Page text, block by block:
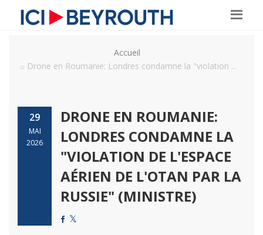
Accueil
Drone en Roumanie: Londres condamne la "violation ...
29
MAI
2026
DRONE EN ROUMANIE:
LONDRES CONDAMNE LA
"VIOLATION DE L'ESPACE
AÉRIEN DE L'OTAN PAR LA
RUSSIE" (MINISTRE)